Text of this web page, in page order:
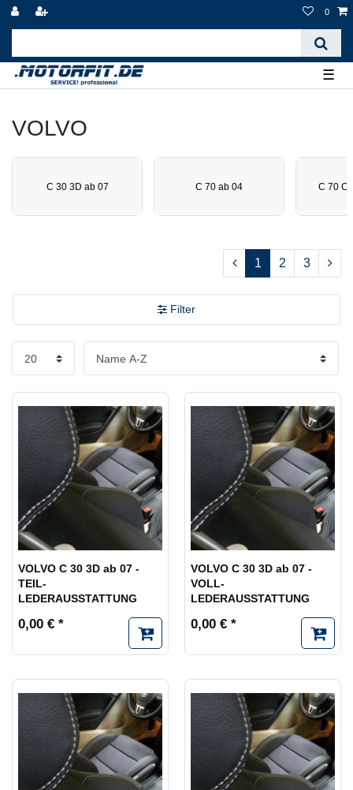
0
☰
VOLVO
C 30 3D ab 07 C 70 ab 04 C 70
1 2 3
Filter
VOLVO C 30 3D ab 07 -
TEIL-
LEDERAUSSTATTUNG
0,00 € *
VOLVO C 30 3D ab 07 -
VOLL-
LEDERAUSSTATTUNG
0,00 € *